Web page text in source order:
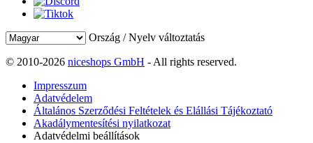
Ország / Nyelv változtatás
© 2010-2026 niceshops GmbH - All rights reserved.
Impresszum
Adatvédelem
Általános Szerződési Feltételek és Elállási Tájékoztató
Akadálymentesítési nyilatkozat
Adatvédelmi beállítások